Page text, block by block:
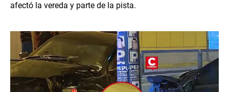
afectó la vereda y parte de la pista.